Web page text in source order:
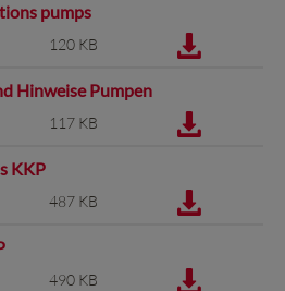
pumps
120 KB
Hinweise Pumpen
117 KB
KKP
487 KB
490 KB